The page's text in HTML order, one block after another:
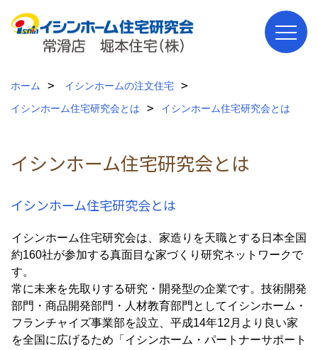
ホーム イシンホームの注文住宅
イシンホーム住宅研究会とは
イシンホーム住宅研究会とは
イシンホーム住宅研究会とは
イシンホーム住宅研究会とは
イシンホーム住宅研究会は、家造りを天職とする日本全国
約160社が参加する真面目な家づくり研究ネットワークで
す。
常に未来を先取りする研究・開発型の企業です。技術開発
部門・商品開発部門・人材教育部門としてイシンホーム・
フランチャイズ事業部を設立、平成14年12月より良い家
を全国に広げるため「イシンホーム・パートナーサポート